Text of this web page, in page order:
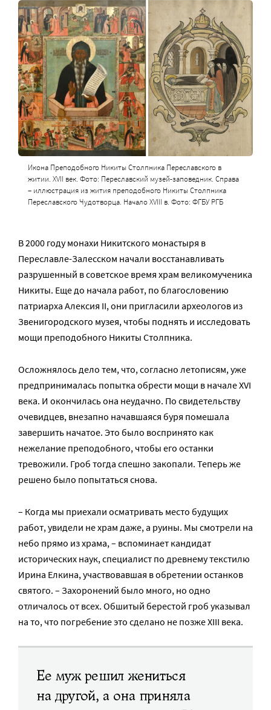
Икона Преподобного Никиты Столпника Переславского в
житии. XVII век. Фото: Переславский музей-заповедник. Справа
– иллюстрация из жития преподобного Никиты Столпника
Переславского Чудотворца. Начало XVIII в. Фото: ФГБУ РГБ
В 2000 году монахи Никитского монастыря в
Переславле-Залесском начали восстанавливать
разрушенный в советское время храм великомученика
Никиты. Еще до начала работ, по благословению
патриарха Алексия II, они пригласили археологов из
Звенигородского музея, чтобы поднять и исследовать
мощи преподобного Никиты Столпника.
Осложнялось дело тем, что, согласно летописям, уже
предпринималась попытка обрести мощи в начале XVI
века. И окончилась она неудачно. По свидетельству
очевидцев, внезапно начавшаяся буря помешала
завершить начатое. Это было воспринято как
нежелание преподобного, чтобы его останки
тревожили. Гроб тогда спешно закопали. Теперь же
решено было попытаться снова.
– Когда мы приехали осматривать место будущих
работ, увидели не храм даже, а руины. Мы смотрели на
небо прямо из храма, – вспоминает кандидат
исторических наук, специалист по древнему текстилю
Ирина Елкина, участвовавшая в обретении останков
святого. – Захоронений было много, но одно
отличалось от всех. Обшитый берестой гроб указывал
на то, что погребение это сделано не позже XIII века.
Ее муж решил жениться
на другой, а она приняла